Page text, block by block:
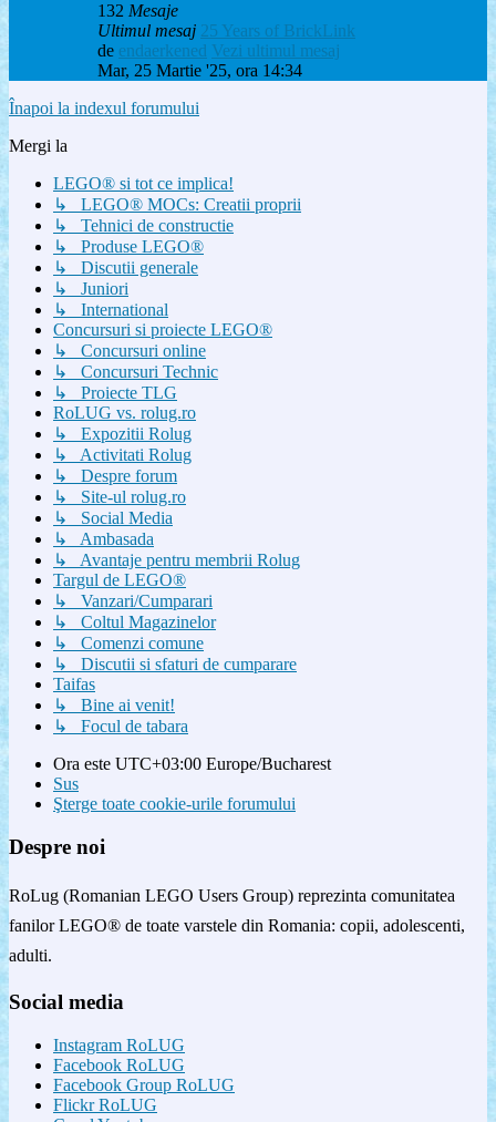
132 Mesaje
Ultimul mesaj 25 Years of BrickLink
de endaerkened Vezi ultimul mesaj
Mar, 25 Martie '25, ora 14:34
Înapoi la indexul forumului
Mergi la
LEGO® si tot ce implica!
↳ LEGO® MOCs: Creatii proprii
↳ Tehnici de constructie
↳ Produse LEGO®
↳ Discutii generale
↳ Juniori
↳ International
Concursuri si proiecte LEGO®
↳ Concursuri online
↳ Concursuri Technic
↳ Proiecte TLG
RoLUG vs. rolug.ro
↳ Expozitii Rolug
↳ Activitati Rolug
↳ Despre forum
↳ Site-ul rolug.ro
↳ Social Media
↳ Ambasada
↳ Avantaje pentru membrii Rolug
Targul de LEGO®
↳ Vanzari/Cumparari
↳ Coltul Magazinelor
↳ Comenzi comune
↳ Discutii si sfaturi de cumparare
Taifas
↳ Bine ai venit!
↳ Focul de tabara
Ora este UTC+03:00 Europe/Bucharest
Sus
Şterge toate cookie-urile forumului
Despre noi
RoLug (Romanian LEGO Users Group) reprezinta comunitatea
fanilor LEGO® de toate varstele din Romania: copii, adolescenti,
adulti.
Social media
Instagram RoLUG
Facebook RoLUG
Facebook Group RoLUG
Flickr RoLUG